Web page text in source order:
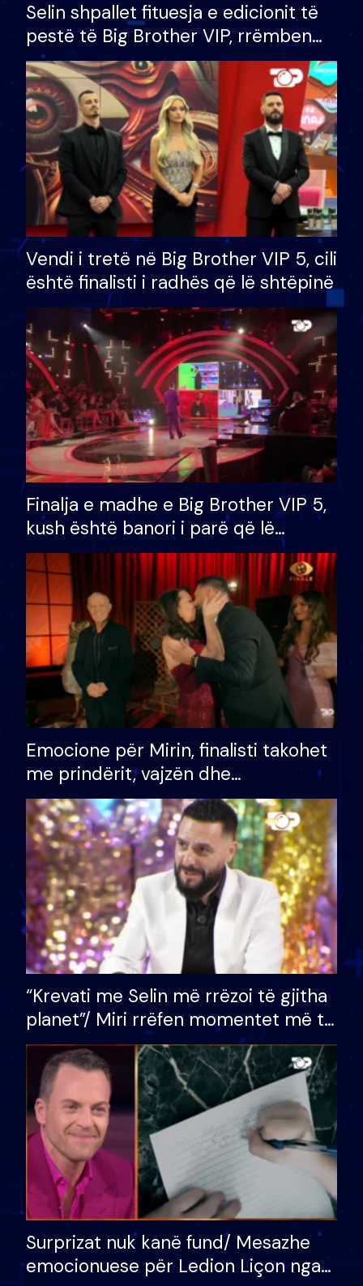
Selin shpallet fituesja e edicionit të
pestë të Big Brother VIP, rrëmben
çmimin e madh prej 100 mijë eurosh
Vendi i tretë në Big Brother VIP 5, cili
është finalisti i radhës që lë shtëpinë
Finalja e madhe e Big Brother VIP 5,
kush është banori i parë që lë
shtëpinë dhe humb mundësinë për
të fituar çmimin e madh
Emocione për Mirin, finalisti takohet
me prindërit, vajzën dhe
bashkëshorten: S’kemi ndonjë letër
divorci apo jo?
“Krevati me Selin më rrëzoi të gjitha
planet”/ Miri rrëfen momentet më të
bukura në shtëpinë e BB VIP: Do më
mungojë zilja e mëngjesit kur…
Surprizat nuk kanë fund/ Mesazhe
emocionuese për Ledion Liçon nga